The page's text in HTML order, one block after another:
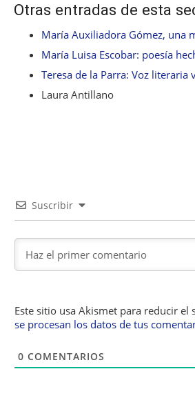
Otras entradas de esta
María Auxiliadora Gómez, una
María Luisa Escobar: poesía
Teresa de la Parra: Voz literaria
Laura Antillano
Suscribir
Este sitio usa Akismet para reducir el
se procesan los datos de tus
0 COMENTARIOS